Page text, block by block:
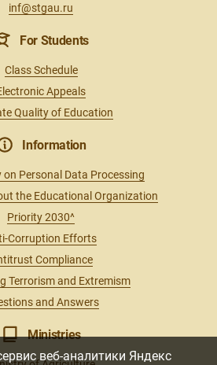
inf@stgau.ru
For Students
Class Schedule
Appeals
Quality of Education
Information
on Personal Data Processing
the Educational Organization
Priority 2030^
Corruption Efforts
Compliance
Terrorism and Extremism
and Answers
Ministries
веб-аналитики Яндекс